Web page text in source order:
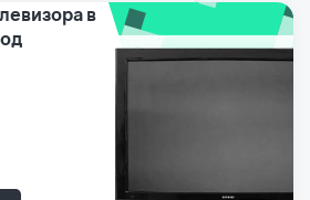
в